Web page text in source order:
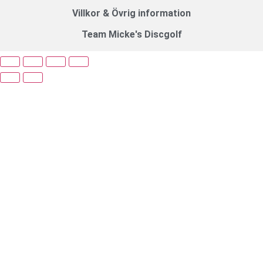
Villkor & Övrig information
Team Micke's Discgolf